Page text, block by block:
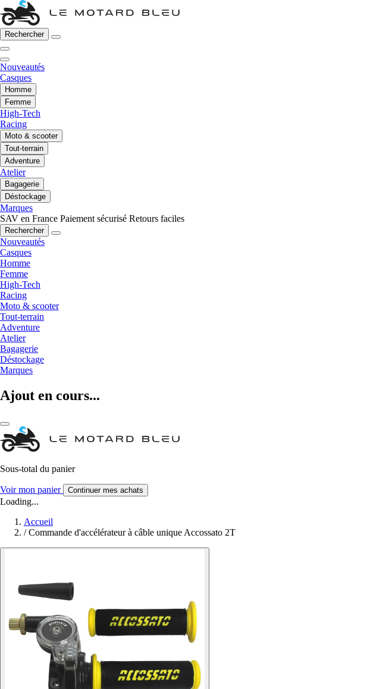
Rechercher
Nouveautés
Casques
Homme
Femme
High-Tech
Racing
Moto & scooter
Tout-terrain
Adventure
Atelier
Bagagerie
Déstockage
Marques
SAV en France Paiement sécurisé Retours faciles
Rechercher
Nouveautés
Casques
Homme
Femme
High-Tech
Racing
Moto & scooter
Tout-terrain
Adventure
Atelier
Bagagerie
Déstockage
Marques
Ajout en cours...
Sous-total du panier
Voir mon panier Continuer mes achats
Loading...
Accueil
/ Commande d'accélérateur à câble unique Accossato 2T